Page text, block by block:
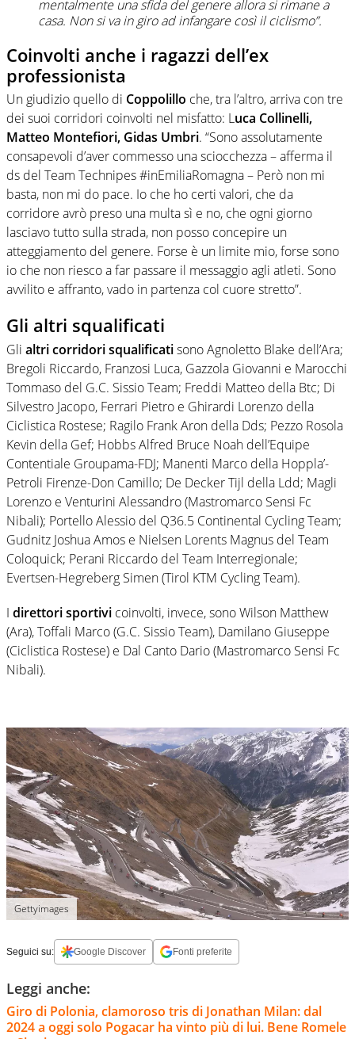
mentalmente una sfida del genere allora si rimane a
casa. Non si va in giro ad infangare così il ciclismo”.
Coinvolti anche i ragazzi dell’ex
professionista
Un giudizio quello di Coppolillo che, tra l’altro, arriva con tre
dei suoi corridori coinvolti nel misfatto: Luca Collinelli,
Matteo Montefiori, Gidas Umbri. “Sono assolutamente
consapevoli d’aver commesso una sciocchezza – afferma il
ds del Team Technipes #inEmiliaRomagna – Però non mi
basta, non mi do pace. Io che ho certi valori, che da
corridore avrò preso una multa sì e no, che ogni giorno
lasciavo tutto sulla strada, non posso concepire un
atteggiamento del genere. Forse è un limite mio, forse sono
io che non riesco a far passare il messaggio agli atleti. Sono
avvilito e affranto, vado in partenza col cuore stretto”.
Gli altri squalificati
Gli altri corridori squalificatisono Agnoletto Blake dell’Ara;
Bregoli Riccardo, Franzosi Luca, Gazzola Giovanni e Marocchi
Tommaso del G.C. Sissio Team; Freddi Matteo della Btc; Di
Silvestro Jacopo, Ferrari Pietro e Ghirardi Lorenzo della
Ciclistica Rostese; Ragilo Frank Aron della Dds; Pezzo Rosola
Kevin della Gef; Hobbs Alfred Bruce Noah dell’Equipe
Contentiale Groupama-FDJ; Manenti Marco della Hoppla’-
Petroli Firenze-Don Camillo; De Decker Tijl della Ldd; Magli
Lorenzo e Venturini Alessandro (Mastromarco Sensi Fc
Nibali); Portello Alessio del Q36.5 Continental Cycling Team;
Gudnitz Joshua Amos e Nielsen Lorents Magnus del Team
Coloquick; Perani Riccardo del Team Interregionale;
Evertsen-Hegreberg Simen (Tirol KTM Cycling Team).
I direttori sportivi coinvolti, invece, sono Wilson Matthew
(Ara), Toffali Marco (G.C. Sissio Team), Damilano Giuseppe
(Ciclistica Rostese) e Dal Canto Dario (Mastromarco Sensi Fc
Nibali).
Gettyimages
Seguici su: Google Discover Fonti preferite
Leggi anche:
Giro di Polonia, clamoroso tris di Jonathan Milan: dal
2024 a oggi solo Pogacar ha vinto più di lui. Bene Romele